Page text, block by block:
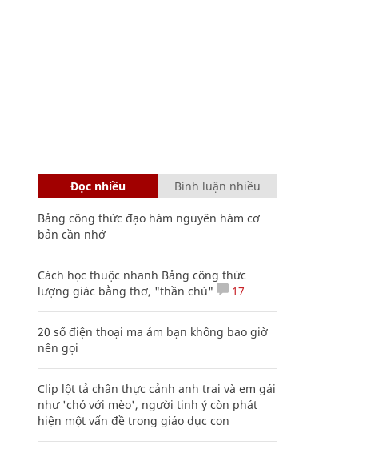
Đọc nhiều Bình luận nhiều
Bảng công thức đạo hàm nguyên hàm cơ
bản cần nhớ
Cách học thuộc nhanh Bảng công thức
lượng giác bằng thơ, "thần chú"
17
20 số điện thoại ma ám bạn không bao giờ
nên gọi
Clip lột tả chân thực cảnh anh trai và em gái
như 'chó với mèo', người tinh ý còn phát
hiện một vấn đề trong giáo dục con